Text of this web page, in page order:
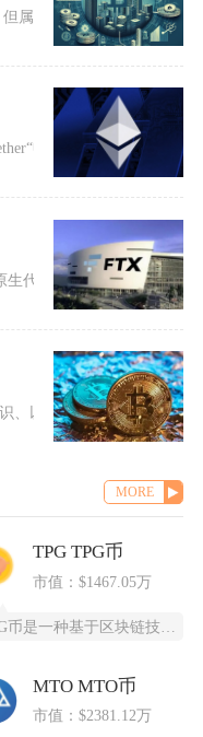
属于高风险高潜力标的，
申请”，用户只能通过
生代币的从属关系，以太坊
、以狗狗文化为核心打造
MORE
TPG TPG币
市值：$1467.05万
MTO MTO币
市值：$2381.12万